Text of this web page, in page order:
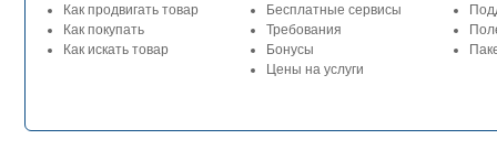
Как продвигать товар
Как покупать
Как искать товар
Бесплатные сервисы
Требования
Бонусы
Цены на услуги